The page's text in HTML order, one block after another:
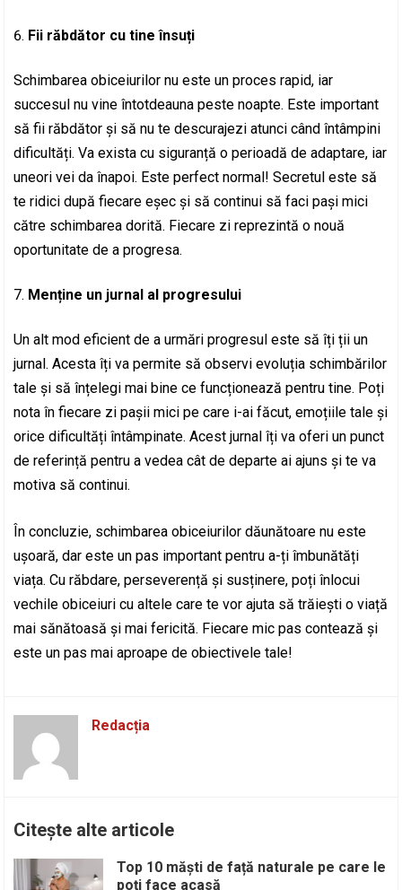
Fii răbdător cu tine însuți
Schimbarea obiceiurilor nu este un proces rapid, iar
succesul nu vine întotdeauna peste noapte. Este important
să fii răbdător și să nu te descurajezi atunci când întâmpini
dificultăți. Va exista cu siguranță o perioadă de adaptare, iar
uneori vei da înapoi. Este perfect normal! Secretul este să
te ridici după fiecare eșec și să continui să faci pași mici
către schimbarea dorită. Fiecare zi reprezintă o nouă
oportunitate de a progresa.
Menține un jurnal al progresului
Un alt mod eficient de a urmări progresul este să îți ții un
jurnal. Acesta îți va permite să observi evoluția schimbărilor
tale și să înțelegi mai bine ce funcționează pentru tine. Poți
nota în fiecare zi pașii mici pe care i-ai făcut, emoțiile tale și
orice dificultăți întâmpinate. Acest jurnal îți va oferi un punct
de referință pentru a vedea cât de departe ai ajuns și te va
motiva să continui.
În concluzie, schimbarea obiceiurilor dăunătoare nu este
ușoară, dar este un pas important pentru a-ți îmbunătăți
viața. Cu răbdare, perseverență și susținere, poți înlocui
vechile obiceiuri cu altele care te vor ajuta să trăiești o viață
mai sănătoasă și mai fericită. Fiecare mic pas contează și
este un pas mai aproape de obiectivele tale!
Redacția
Citește alte articole
Top 10 măști de față naturale pe care le
poți face acasă